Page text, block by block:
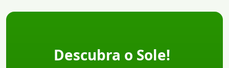
Descubra o Sole!